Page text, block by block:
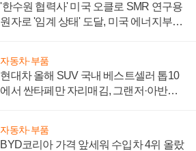
'한수원 협력사' 미국 오클로 SMR 연구용
원자로 '임계 상태' 도달, 미국 에너지부
자동차·부품
현대차 올해 SUV 국내 베스트셀러 톱10
에서 싼타페만 자리매김, 그랜저·아반떼
자동차·부품
BYD코리아 가격 앞세워 수입차 4위 올랐